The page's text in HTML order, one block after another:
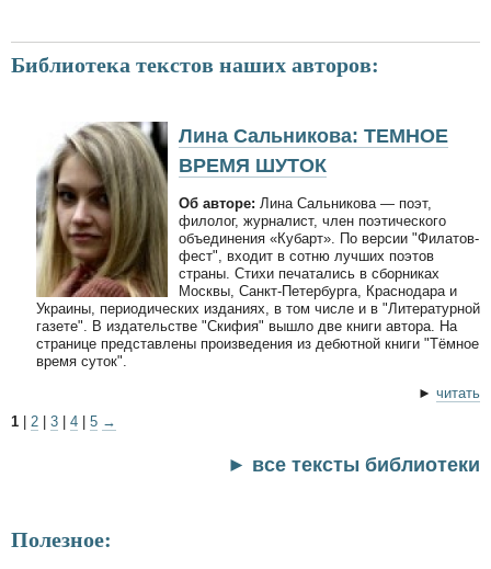
Библиотека текстов наших авторов:
Лина Сальникова: ТЕМНОЕ
ВРЕМЯ ШУТОК
Об авторе: Лина Сальникова — поэт,
филолог, журналист, член поэтического
объединения «Кубарт». По версии "Филатов-
фест", входит в сотню лучших поэтов
страны. Стихи печатались в сборниках
Москвы, Санкт-Петербурга, Краснодара и
Украины, периодических изданиях, в том числе и в "Литературной
газете". В издательстве "Скифия" вышло две книги автора. На
странице представлены произведения из дебютной книги "Тёмное
время суток".
► читать
1
2 3 4 5 →
► все тексты библиотеки
Полезное: